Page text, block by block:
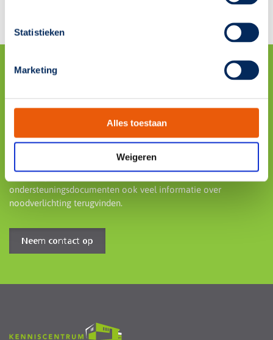
Statistieken
Marketing
Alles toestaan
Weigeren
van onze cursussen? Neem dan contact op met onze
klantenservice, we helpen je graag verder.
kennisbank, bij onze
ondersteuningsdocumenten ook veel informatie over
noodverlichting terugvinden.
Neem contact op